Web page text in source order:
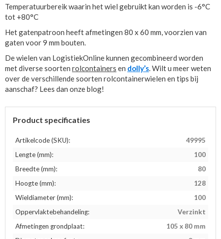
Temperatuurbereik waarin het wiel gebruikt kan worden is -6°C
tot +80°C
Het gatenpatroon heeft afmetingen 80 x 60 mm, voorzien van
gaten voor 9 mm bouten.
De wielen van LogistiekOnline kunnen gecombineerd worden
met diverse soorten rolcontainers en dolly’s. Wilt u meer weten
over de verschillende soorten rolcontainerwielen en tips bij
aanschaf? Lees dan onze blog!
Product specificaties
Artikelcode (SKU):
49995
Lengte (mm):
100
Breedte (mm):
80
Hoogte (mm):
128
Wieldiameter (mm):
100
Oppervlaktebehandeling:
Verzinkt
Afmetingen grondplaat:
105 x 80 mm